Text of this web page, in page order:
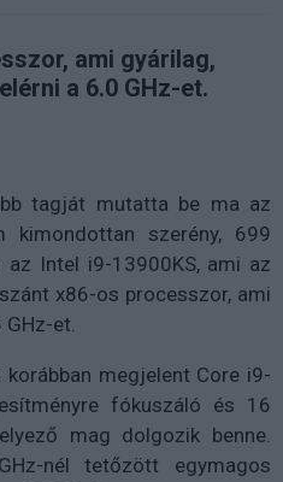
ami gyárilag,
a 6.0 GHz-et.
tagját mutatta be ma az
kimondottan szerény, 699
Intel i9-13900KS, ami az
x86-os processzor, ami
GHz-et.
megjelent Core i9-
fókuszáló és 16
mag dolgozik benne.
nél tetőzött egymagos